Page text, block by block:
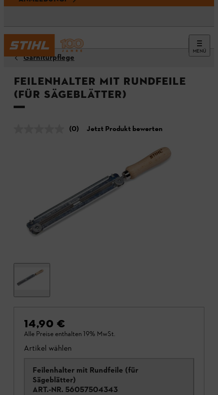
MENÜ
Garniturpflege
Feilenhalter mit Rundfeile
(für Sägeblätter)
(0) Jetzt Produkt bewerten
14,90 €
Alle Preise enthalten 19% MwSt.
Artikel wählen
Feilenhalter mit Rundfeile (für
Sägeblätter)
ART.-NR. 56057504343